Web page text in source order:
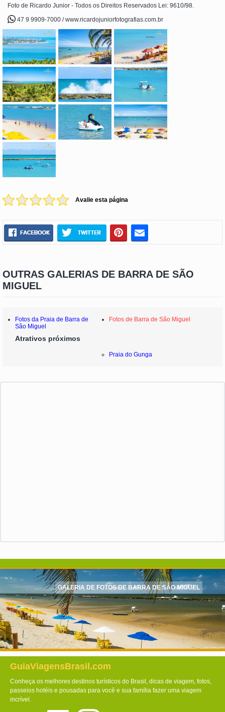
Foto de Ricardo Junior - Todos os Direitos Reservados Lei: 9610/98.
47 9 9909-7000 / www.ricardojuniorfotografias.com.br
Avalie esta página
OUTRAS GALERIAS DE BARRA DE SÃO
MIGUEL
Fotos da Praia de Barra de
São Miguel
Fotos de Barra de São Miguel
Atrativos próximos
Praia do Gunga
GALERIA DE FOTOS DE BARRA DE SÃO MIGUEL
GuiaViagensBrasil.com
Conheça os melhores destinos turísticos do Brasil, dicas de viagem, fotos,
passeios hotéis e pousadas para você e sua família fazer uma viagem
incrível.